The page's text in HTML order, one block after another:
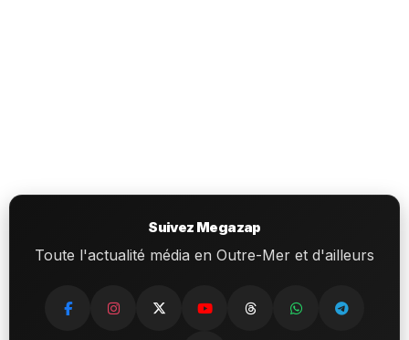
Suivez Megazap
Toute l'actualité média en Outre-Mer et d'ailleurs